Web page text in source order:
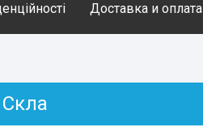
Доставка и оплата